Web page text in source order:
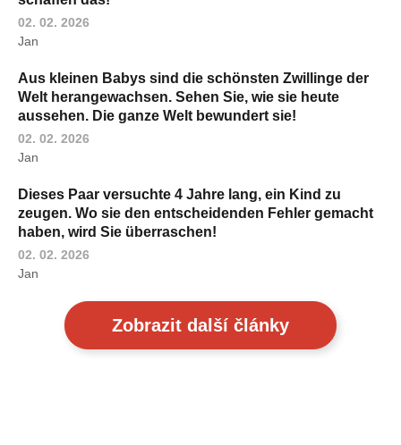
02. 02. 2026
Jan
Aus kleinen Babys sind die schönsten Zwillinge der
Welt herangewachsen. Sehen Sie, wie sie heute
aussehen. Die ganze Welt bewundert sie!
02. 02. 2026
Jan
Dieses Paar versuchte 4 Jahre lang, ein Kind zu
zeugen. Wo sie den entscheidenden Fehler gemacht
haben, wird Sie überraschen!
02. 02. 2026
Jan
Zobrazit další články